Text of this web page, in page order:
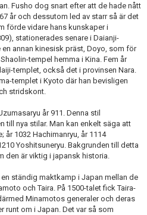
Fusho dog snart efter att de hade nått
år och dessutom led av starr så är det
förde vidare hans kunskaper i
stationerades senare i Daianji-
annan kinesisk präst, Doyo, som för
tempel hemma i Kina. Fem år
templet, också det i provinsen Nara.
templet i Kyoto där han bevisligen
stridskont.
år 911. Denna stil
till nya stilar. Man kan enkelt säga att
år 1032 Hachimanryu, år 1114
Yoshitsuneryu. Bakgrunden till detta
den är viktig i japansk historia.
ständig maktkamp i Japan mellan de
och Taira. På 1500-talet fick Taira-
Minamotos generaler och deras
runt om i Japan. Det var så som